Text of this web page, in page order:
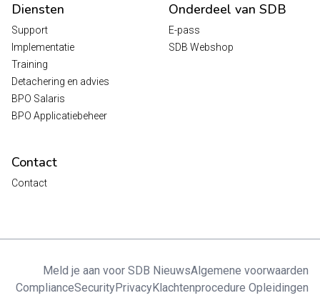
Diensten
Support
Implementatie
Training
Detachering en advies
BPO Salaris
BPO Applicatiebeheer
Onderdeel van SDB
E-pass
SDB Webshop
Contact
Contact
Meld je aan voor SDB NieuwsAlgemene voorwaarden
ComplianceSecurityPrivacyKlachtenprocedure Opleidingen